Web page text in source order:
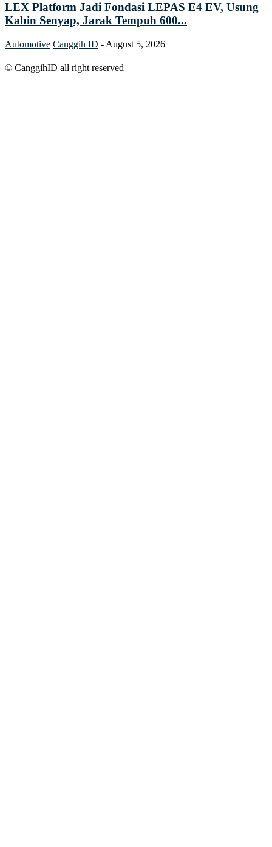
LEX Platform Jadi Fondasi LEPAS E4 EV, Usung
Kabin Senyap, Jarak Tempuh 600...
Automotive Canggih ID - August 5, 2026
© CanggihID all right reserved